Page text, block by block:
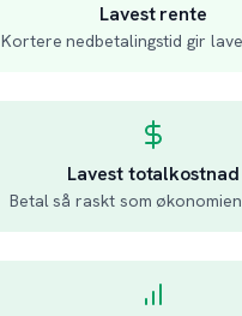
Lavest rente
Kortere nedbetalingstid gir
Lavest totalkostnad
Betal så raskt som